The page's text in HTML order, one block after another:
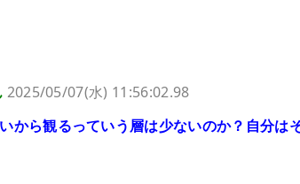
2025/05/07(水) 11:56:02.98
から観るっていう層は少ないのか？自分は